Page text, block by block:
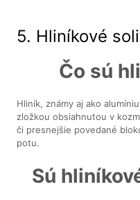
5. Hliníkové soli
Čo sú
Hliník, známy aj ako
zložkou obsiahnutou v
či presnejšie povedané
potu.
Sú